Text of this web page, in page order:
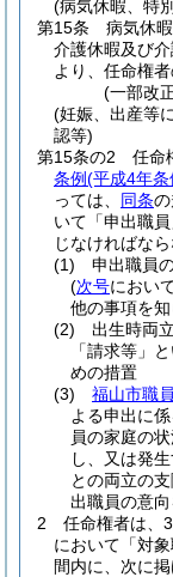
(病気休暇、特
第15条
病気休
介護休暇及び
より、任命権
(一部改
(妊娠、出産等
認等)
第15条の2
任命
条例(平成4年
っては、 同条
いて「申出職
じなければなら
(1)
申出職員
(次号におい
他の事項を
(2)
出生時両
「請求等」
めの措置
(3)
福山市職
よる申出に
員の家庭の
し、又は発
との両立の
出職員の意
2
任命権者は、
において「対
間内に、次に